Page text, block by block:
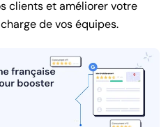
clients et améliorer votre
de vos équipes.